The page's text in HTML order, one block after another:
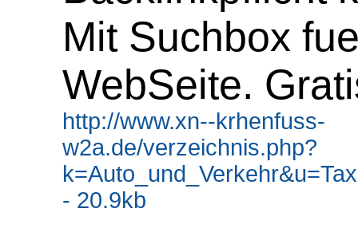
Mit Suchbox
WebSeite.
http://www.xn--krhenfuss-
w2a.de/verzeichnis.php?
- 20.9kb